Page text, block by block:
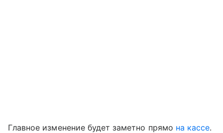
Главное изменение будет заметно прямо на кассе.